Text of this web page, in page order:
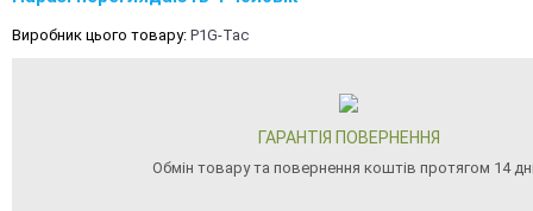
Виробник цього товару: P1G-Tac
ГАРАНТІЯ ПОВЕРНЕННЯ
Обмін товару та повернення коштів протягом 14